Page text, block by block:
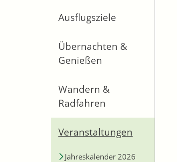
Ausflugsziele
Übernachten &
Genießen
Wandern &
Radfahren
Veranstaltungen
Jahreskalender 2026